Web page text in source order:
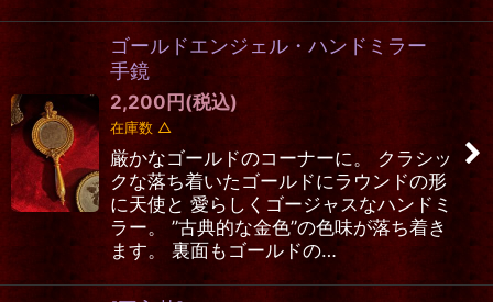
ゴールドエンジェル・ハンドミラー
手鏡
2,200 円 (税込)
在庫数 △
厳かなゴールドのコーナーに。 クラシッ
クな落ち着いたゴールドにラウンドの形
に天使と 愛らしくゴージャスなハンドミ
ラー。 ”古典的な金色”の色味が落ち着き
ます。 裏面もゴールドの…